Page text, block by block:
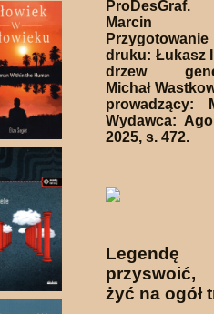
ProDesGraf.
Marcin
druku: Łukasz
drzew
Michał
prowadzący:
Wydawca:
2025, s. 472.
żyć na ogół